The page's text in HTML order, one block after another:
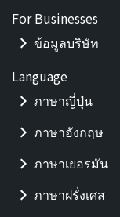
For Businesses
ข้อมูลบริษัท
Language
ภาษาญี่ปุ่น
ภาษาอังกฤษ
ภาษาเยอรมัน
ภาษาฝรั่งเศส